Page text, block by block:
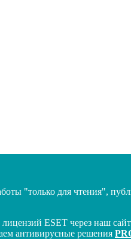
"только для чтения",
ESET через наш
антивирусные решения